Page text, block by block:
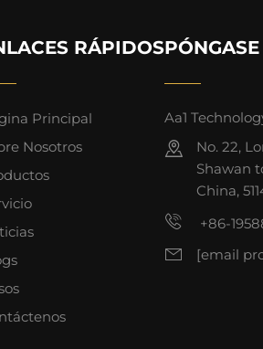
RÁPIDOS
Principal
Nosotros
Aa1
No. 22,
Shawan
China,
+86-
[email